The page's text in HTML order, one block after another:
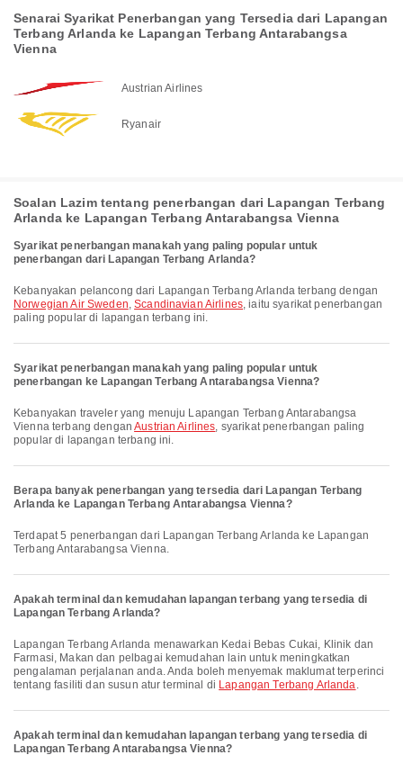
Senarai Syarikat Penerbangan yang Tersedia dari Lapangan
Terbang Arlanda ke Lapangan Terbang Antarabangsa
Vienna
Austrian Airlines
Ryanair
Soalan Lazim tentang penerbangan dari Lapangan Terbang
Arlanda ke Lapangan Terbang Antarabangsa Vienna
Syarikat penerbangan manakah yang paling popular untuk
penerbangan dari Lapangan Terbang Arlanda?
Kebanyakan pelancong dari Lapangan Terbang Arlanda terbang dengan
Norwegian Air Sweden,Scandinavian Airlines, iaitu syarikat penerbangan
paling popular di lapangan terbang ini.
Syarikat penerbangan manakah yang paling popular untuk
penerbangan ke Lapangan Terbang Antarabangsa Vienna?
Kebanyakan traveler yang menuju Lapangan Terbang Antarabangsa
Vienna terbang denganAustrian Airlines, syarikat penerbangan paling
popular di lapangan terbang ini.
Berapa banyak penerbangan yang tersedia dari Lapangan Terbang
Arlanda ke Lapangan Terbang Antarabangsa Vienna?
Terdapat 5 penerbangan dari Lapangan Terbang Arlanda ke Lapangan
Terbang Antarabangsa Vienna.
Apakah terminal dan kemudahan lapangan terbang yang tersedia di
Lapangan Terbang Arlanda?
Lapangan Terbang Arlanda menawarkan Kedai Bebas Cukai, Klinik dan
Farmasi, Makan dan pelbagai kemudahan lain untuk meningkatkan
pengalaman perjalanan anda. Anda boleh menyemak maklumat terperinci
tentang fasiliti dan susun atur terminal di Lapangan Terbang Arlanda.
Apakah terminal dan kemudahan lapangan terbang yang tersedia di
Lapangan Terbang Antarabangsa Vienna?